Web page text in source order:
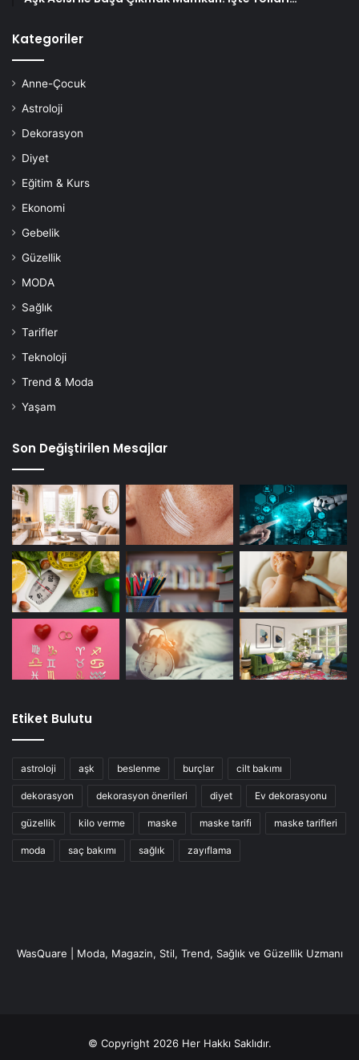
1 çay kaşığı badem yağı
Yapılışı:
getirin. Pürenin içine badem yağı ve gliserini ekleyin.
Karışımız artık hazır. Ellerinize bu karışımı sürerek 1 saat
beklerin ve sonrasında da bol su ile durulayın.
Hindistan Cevizi Yağı
Malzemeler:
Sadece Hindistan cevizi yağı
Yapılışı:
Son dönemlerde adını sık sık duyuyoruz. Ellerin üzerinde
de iyileştirme etkisi olan Hindistan cevizi yağı, çatlaklar
için birebir. Fakat dikkat etmeniz gereken bir durum var.
Eğer Hindistan cevizi yağını sürüp dışarıya çıkarsanız
bronzlaşabilirsiniz, çünkü bildiğiniz üzere bu yağ aynı
zamanda bronzlaştırıyor.
Kategoriler
Anne-Çocuk
Astroloji
Dekorasyon
Diyet
Eğitim & Kurs
Ekonomi
Gebelik
Güzellik
MODA
Sağlık
Tarifler
Teknoloji
Trend & Moda
Yaşam
Son Değiştirilen Mesajlar
Etiket Bulutu
astroloji aşk beslenme burçlar cilt bakımı
dekorasyon dekorasyon önerileri diyet Ev dekorasyonu
güzellik kilo verme maske maske tarifi maske tarifleri
moda saç bakımı sağlık zayıflama
WasQuare | Moda, Magazin, Stil, Trend, Sağlık ve Güzellik Uzmanı
© Copyright 2026 Her Hakkı Saklıdır.